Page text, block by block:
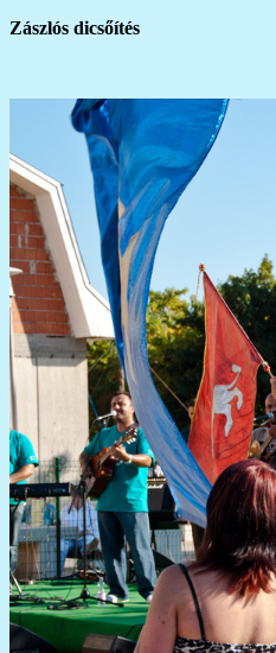
Zászlós dicsőítés